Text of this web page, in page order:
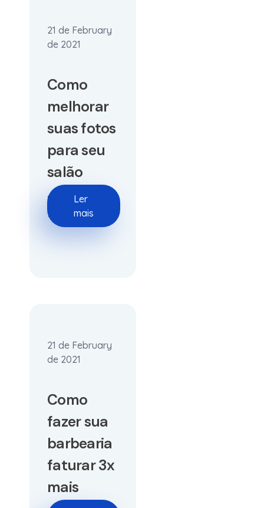
21 de February
de 2021
Como
melhorar
suas fotos
para seu
salão
Melhore suas
fotos
Ler
mais
21 de February
de 2021
Como
fazer sua
barbearia
faturar 3x
mais